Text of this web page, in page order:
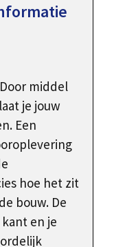
middel
je jouw
Een
hoe het zit
bouw. De
en je